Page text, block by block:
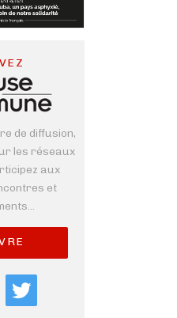
de diffusion,
les réseaux
aux
et